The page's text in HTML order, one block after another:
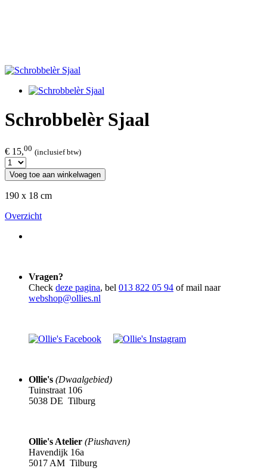
Schrobbelèr Sjaal
€ 15,00 (inclusief btw)
Voeg toe aan winkelwagen
190 x 18 cm
Overzicht
Vragen?
Check deze pagina, bel 013 822 05 94 of mail naar
webshop@ollies.nl
Ollie's (Dwaalgebied)
Tuinstraat 106
5038 DE Tilburg
Ollie's Atelier (Piushaven)
Havendijk 16a
5017 AM Tilburg